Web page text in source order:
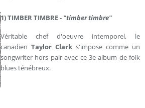
1) TIMBER TIMBRE - "timber timbre"
Véritable chef d'oeuvre intemporel, le
canadien Taylor Clark s'impose comme un
songwriter hors pair avec ce 3e album de folk
blues ténébreux.